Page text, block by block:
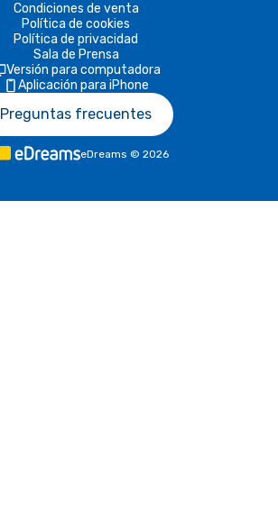
Condiciones de venta
Política de cookies
Política de privacidad
Sala de Prensa
Versión para computadora
Aplicación para iPhone
Preguntas frecuentes
eDreams © 2026